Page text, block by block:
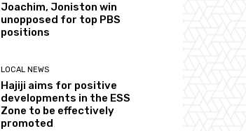
Joachim, Joniston win
unopposed for top PBS
positions
LOCAL NEWS
Hajiji aims for positive
developments in the ESS
Zone to be effectively
promoted